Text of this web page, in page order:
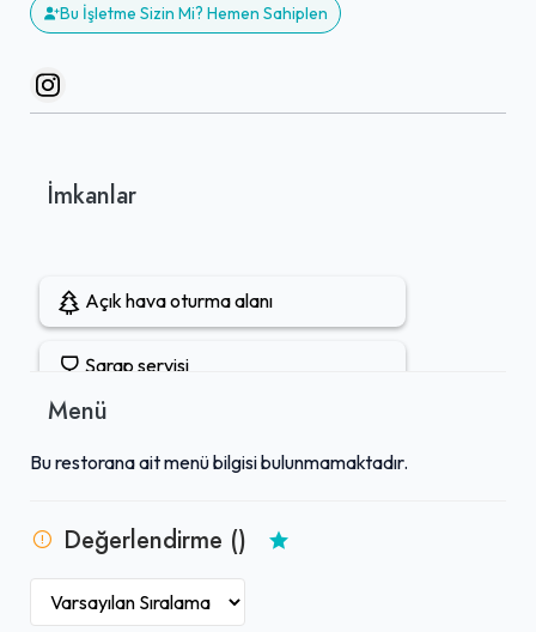
Bu İşletme Sizin Mi? Hemen Sahiplen
İmkanlar
Açık hava oturma alanı
Şarap servisi
Kokteyl servisi
Menü
Bu restorana ait menü bilgisi bulunmamaktadır.
Değerlendirme ()